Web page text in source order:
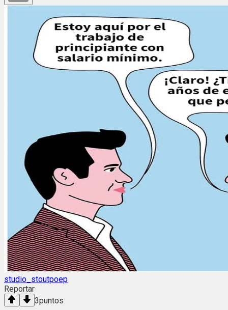
studio_stoutpoep
Reportar
3puntos